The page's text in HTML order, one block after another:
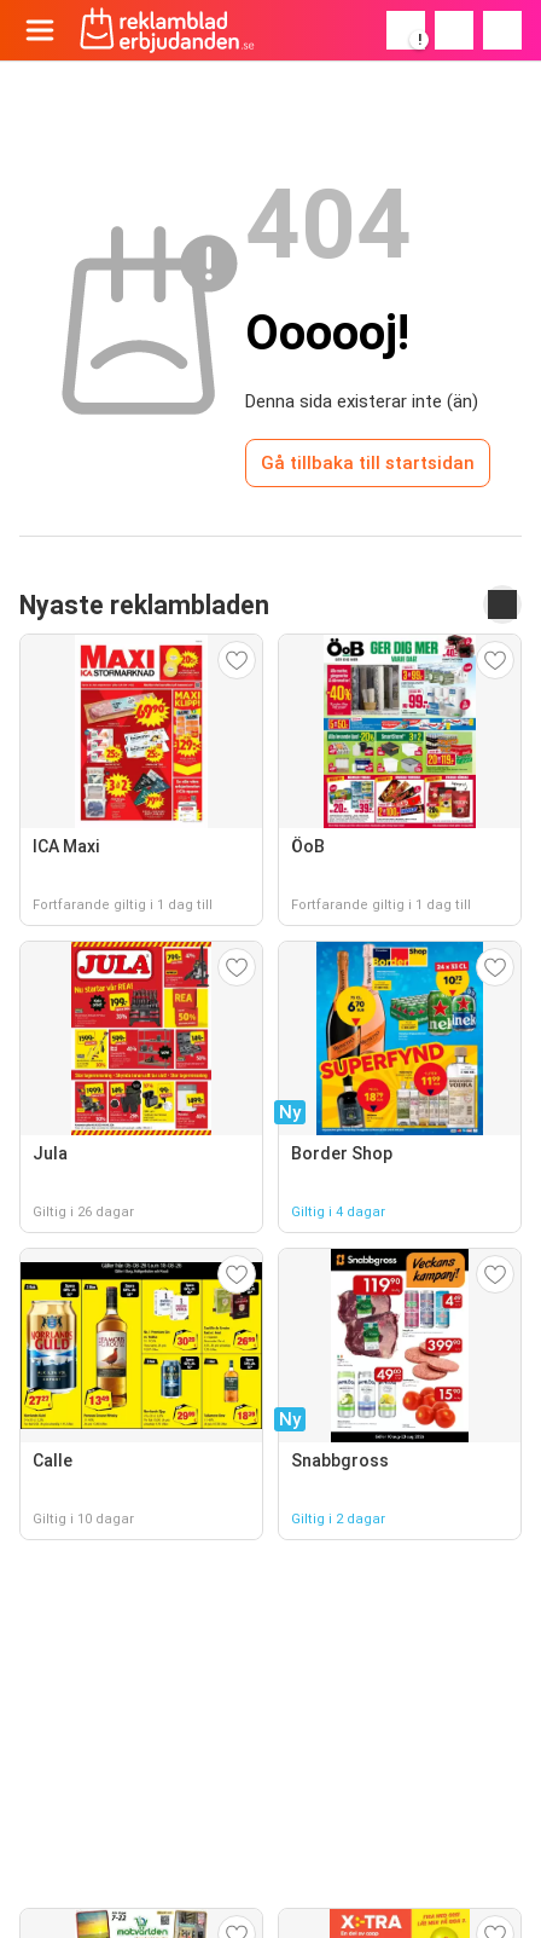
!
404
Oooooj!
Denna sida existerar inte (än)
Gå tillbaka till startsidan
Nyaste reklambladen
ICA Maxi
Fortfarande giltig i 1 dag till
ÖoB
Fortfarande giltig i 1 dag till
Jula
Giltig i 26 dagar
Ny
Border Shop
Giltig i 4 dagar
Calle
Giltig i 10 dagar
Ny
Snabbgross
Giltig i 2 dagar